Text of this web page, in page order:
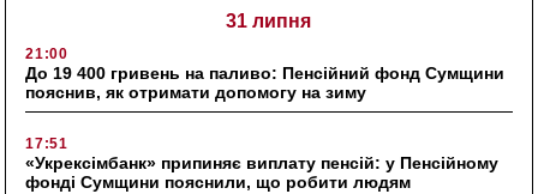
31 липня
21:00
До 19 400 гривень на паливо: Пенсійний фонд Сумщини
пояснив, як отримати допомогу на зиму
17:51
«Укрексімбанк» припиняє виплату пенсій: у Пенсійному
фонді Сумщини пояснили, що робити людям